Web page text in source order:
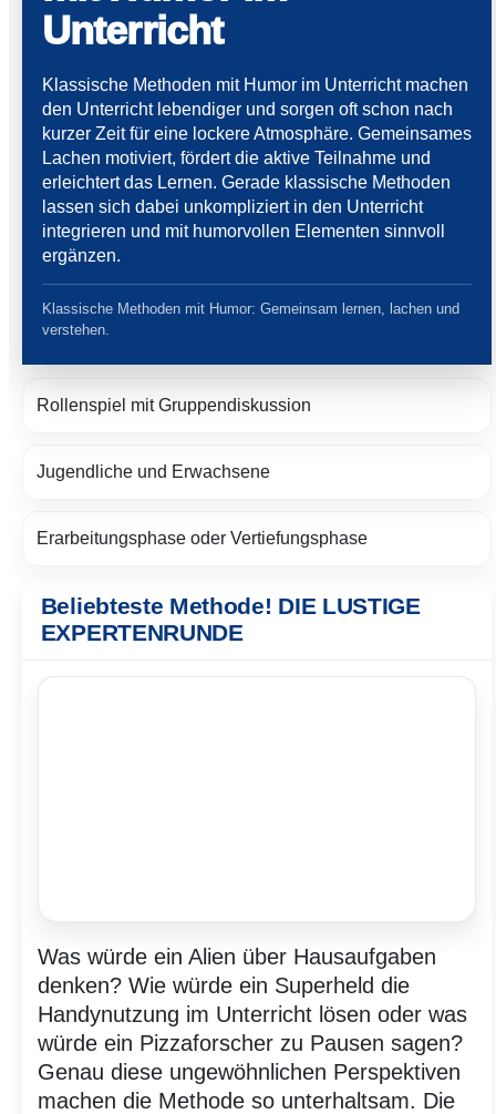
Unterricht
Klassische Methoden mit Humor im Unterricht machen
den Unterricht lebendiger und sorgen oft schon nach
kurzer Zeit für eine lockere Atmosphäre. Gemeinsames
Lachen motiviert, fördert die aktive Teilnahme und
erleichtert das Lernen. Gerade klassische Methoden
lassen sich dabei unkompliziert in den Unterricht
integrieren und mit humorvollen Elementen sinnvoll
ergänzen.
Klassische Methoden mit Humor: Gemeinsam lernen, lachen und
verstehen.
Rollenspiel mit Gruppendiskussion
Jugendliche und Erwachsene
Erarbeitungsphase oder Vertiefungsphase
Beliebteste Methode! DIE LUSTIGE
EXPERTENRUNDE
Was würde ein Alien über Hausaufgaben
denken? Wie würde ein Superheld die
Handynutzung im Unterricht lösen oder was
würde ein Pizzaforscher zu Pausen sagen?
Genau diese ungewöhnlichen Perspektiven
machen die Methode so unterhaltsam. Die